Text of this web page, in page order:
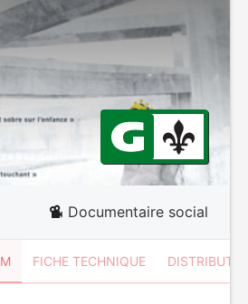
Documentaire social
FICHE TECHNIQUE